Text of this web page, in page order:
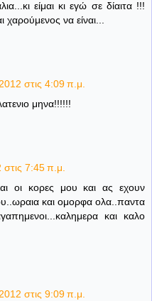
είμαι κι εγώ σε δίαιτα !!!
να είναι...
στις 4:09 π.μ.
μηνα!!!!!!
7:45 π.μ.
οι κορες μου και ας εχουν
και ομορφα ολα..παντα
και καλο
στις 9:09 π.μ.